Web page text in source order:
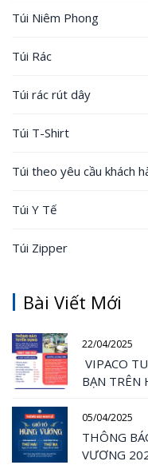
Túi Niêm Phong
Túi Rác
Túi rác rút dây
Túi T-Shirt
Túi theo yêu cầu khách
Túi Y Tế
Túi Zipper
Bài Viết Mới
22/04/2025
VIPACO
BẠN TRÊN
05/04/2025
THÔNG
VƯƠNG